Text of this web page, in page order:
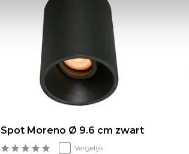
Spot Moreno Ø 9.6 cm zwart
Vergelijk